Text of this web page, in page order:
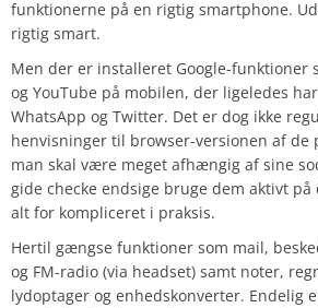
funktionerne på en rigtig smartphone.
rigtig smart.
Men der er installeret Google-funktioner
og YouTube på mobilen, der ligeledes
WhatsApp og Twitter. Det er dog ikke
henvisninger til browser-versionen af de
man skal være meget afhængig af sine
gide checke endsige bruge dem aktivt på
alt for kompliceret i praksis.
Hertil gængse funktioner som mail,
og FM-radio (via headset) samt noter,
lydoptager og enhedskonverter. Endelig